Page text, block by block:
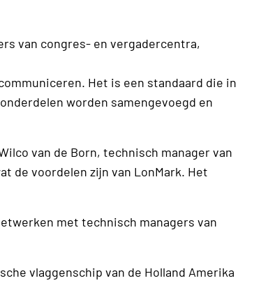
van congres- en vergadercentra,
Het is een standaard die in
worden samengevoegd en
van de Born, technisch manager van
de voordelen zijn van LonMark. Het
met technisch managers van
vlaggenschip van de Holland Amerika